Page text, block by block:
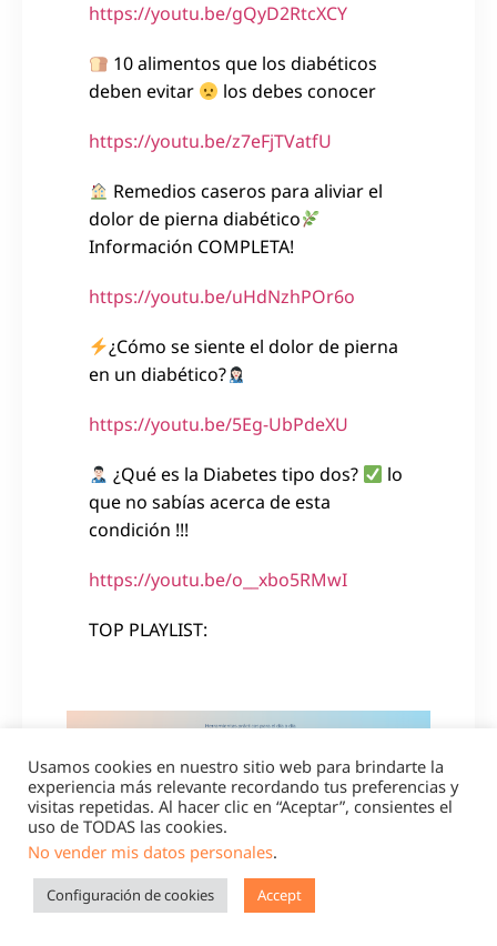
https://youtu.be/gQyD2RtcXCY
10 alimentos que los diabéticos
deben evitar
los debes conocer
https://youtu.be/z7eFjTVatfU
Remedios caseros para aliviar el
dolor de pierna diabético
Información COMPLETA!
https://youtu.be/uHdNzhPOr6o
¿Cómo se siente el dolor de pierna
en un diabético?
https://youtu.be/5Eg-UbPdeXU
¿Qué es la Diabetes tipo dos?
lo
que no sabías acerca de esta
condición !!!
https://youtu.be/o__xbo5RMwI
TOP PLAYLIST:
Usamos cookies en nuestro sitio web para brindarte la
experiencia más relevante recordando tus preferencias y
visitas repetidas. Al hacer clic en “Aceptar”, consientes el
uso de TODAS las cookies.
No vender mis datos personales.
Configuración de cookies Accept